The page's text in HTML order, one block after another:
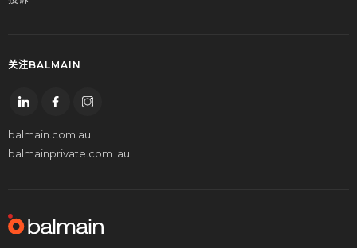
关注BALMAIN
balmain.com.au
balmainprivate.com .au